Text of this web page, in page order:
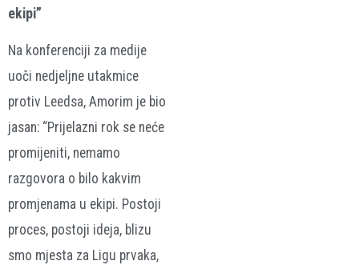
ekipi”
Na konferenciji za medije
uoči nedjeljne utakmice
protiv Leedsa, Amorim je bio
jasan: “Prijelazni rok se neće
promijeniti, nemamo
razgovora o bilo kakvim
promjenama u ekipi. Postoji
proces, postoji ideja, blizu
smo mjesta za Ligu prvaka,